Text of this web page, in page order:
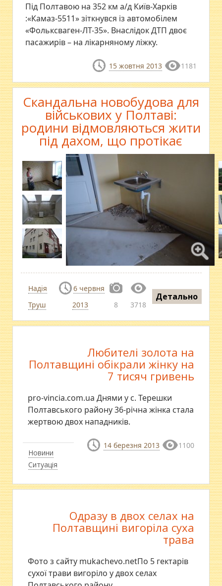
Під Полтавою на 352 км а/д Київ-Харків
:«Камаз-5511» зіткнувся із автомобілем
«Фольксваген-ЛТ-35». Внаслідок ДТП двоє
пасажирів – на лікарняному ліжку.
15 жовтня 2013 1181
Скандальна новобудова для
військових у Полтаві:
родини відмовляються жити
під дахом, що протікає
Надія
Труш
6 червня
2013
8 3718
Детально
Новини
Ситуація
Любителі золота на
Полтавщині обікрали жінку на
7 тисяч гривень
pro-vincia.com.ua Днями у с. Терешки
Полтавського району 36-річна жінка стала
жертвою двох нападників.
14 березня 2013 1100
Одразу в двох селах на
Полтавщині вигоріла суха
трава
Фото з сайту mukachevo.netПо 5 гектарів
сухої трави вигоріло у двох селах